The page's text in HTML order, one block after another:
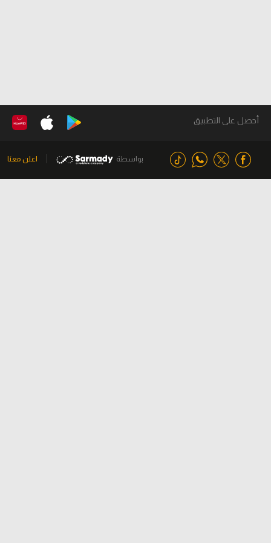
أحصل على التطبيق
بواسطة اعلن معنا